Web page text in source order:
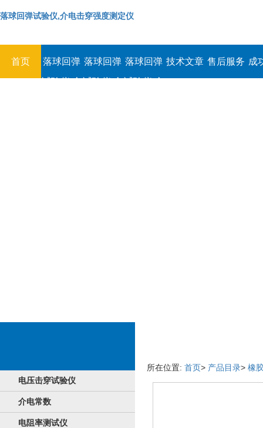
落球回弹试验仪,介电击穿强度测定仪
首页
落球回弹
试验仪,介
落球回弹
试验仪,介
落球回弹
试验仪,介
技术文章 售后服务 成
电压击穿试验仪
介电常数
电阻率测试仪
所在位置: 首页> 产品目录> 橡